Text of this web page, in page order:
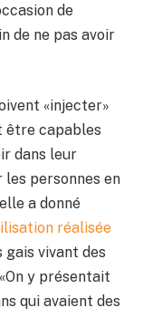
de
de ne pas avoir
«injecter»
être capables
dans leur
personnes en
a donné
réalisée
gais vivant des
y présentait
qui avaient des